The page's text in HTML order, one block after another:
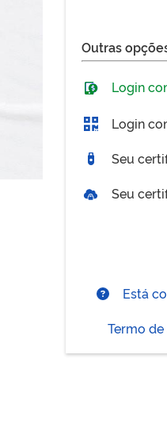
Outras
Login
Login
Seu
Seu
Está
Termo